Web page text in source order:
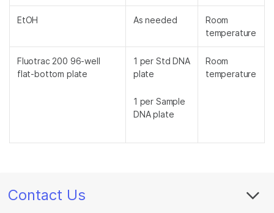
EtOH As needed
Room
temperature
Fluotrac 200 96-well
flat-bottom plate
1 per Std DNA
plate
1 per Sample
DNA plate
Room
temperature
Contact Us